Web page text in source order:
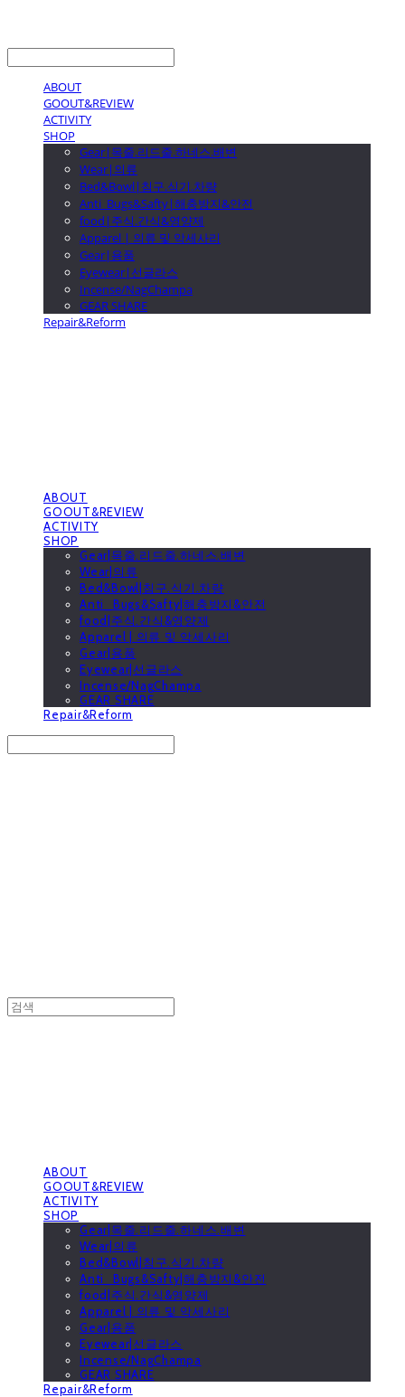
ABOUT
GOOUT&REVIEW
ACTIVITY
SHOP
Gear|목줄.리드줄.하네스.배변
Wear|의류
Bed&Bowl|침구.식기.차량
Anti_Bugs&Safty|해충방지&안전
food|주식.간식&영양제
Apparel | 의류 및 악세사리
Gear|용품
Eyewear|선글라스
Incense/NagChampa
GEAR SHARE
Repair&Reform
ABOUT
GOOUT&REVIEW
ACTIVITY
SHOP
Gear|목줄.리드줄.하네스.배변
Wear|의류
Bed&Bowl|침구.식기.차량
Anti_Bugs&Safty|해충방지&안전
food|주식.간식&영양제
Apparel | 의류 및 악세사리
Gear|용품
Eyewear|선글라스
Incense/NagChampa
GEAR SHARE
Repair&Reform
ABOUT
GOOUT&REVIEW
ACTIVITY
SHOP
Gear|목줄.리드줄.하네스.배변
Wear|의류
Bed&Bowl|침구.식기.차량
Anti_Bugs&Safty|해충방지&안전
food|주식.간식&영양제
Apparel | 의류 및 악세사리
Gear|용품
Eyewear|선글라스
Incense/NagChampa
GEAR SHARE
Repair&Reform